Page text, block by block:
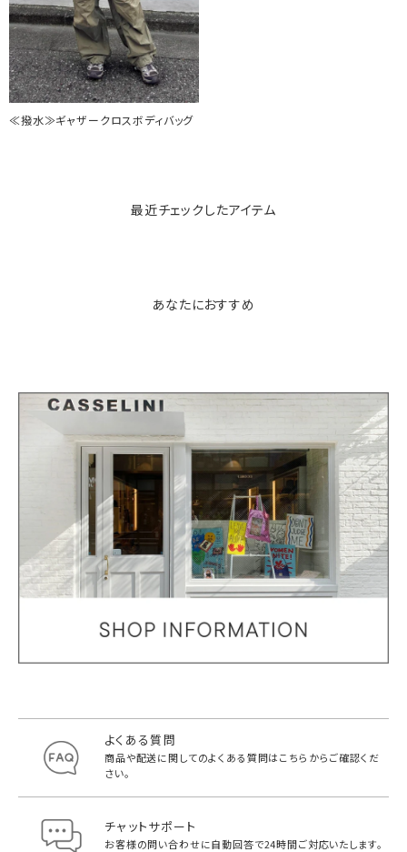
≪撥水≫ギャザークロスボディバッグ
最近チェックしたアイテム
あなたにおすすめ
よくある質問
商品や配送に関してのよくある質問はこちらからご確認くだ
さい。
チャットサポート
お客様の問い合わせに自動回答で24時間ご対応いたします。